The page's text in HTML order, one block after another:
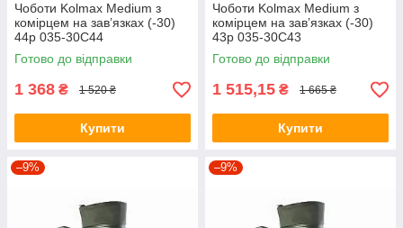
Чоботи Kolmax Medium з
комірцем на зав’язках (-30)
44р 035-30С44
Готово до відправки
1 368 ₴ 1 520 ₴
Купити
Чоботи Kolmax Medium з
комірцем на зав’язках (-30)
43р 035-30С43
Готово до відправки
1 515,15 ₴ 1 665 ₴
Купити
–9% –9%